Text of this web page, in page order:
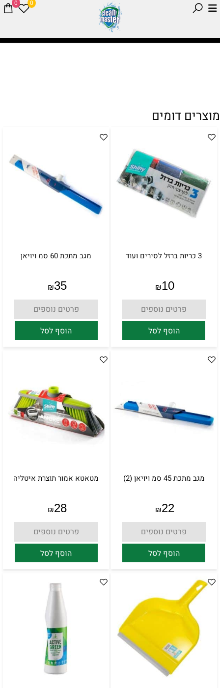
0 0
מוצרים דומים
3 כריות ברזל לסירים ועוד
₪10
פרטים נוספים
הוסף לסל
מגב מתכת 60 סמ ויויאן
₪35
פרטים נוספים
הוסף לסל
מגב מתכת 45 סמ ויויאן (2)
₪22
פרטים נוספים
הוסף לסל
מטאטא אמור תוצרת איטליה
₪28
פרטים נוספים
הוסף לסל